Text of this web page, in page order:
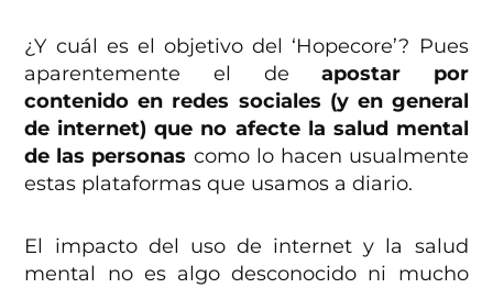
¿Y cuál es el objetivo del ‘Hopecore’? Pues
aparentemente el deapostar por
contenido en redes sociales (y en general
de internet) que no afecte la salud mental
de las personas como lo hacen usualmente
estas plataformas que usamos a diario.
El impacto del uso de internet y la salud
mental no es algo desconocido ni mucho